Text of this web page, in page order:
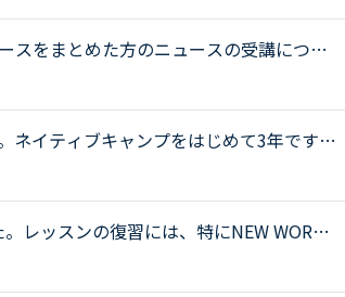
スをまとめた方のニュースの受講につい
ュース中級を3つ受けました。スクリプ
ネイティブキャンプをはじめて3年です。
いたいことを表現でき、先生の話して
レッスンの復習には、特にNEW WORK
師の質問がよく聞き取れないまま、講